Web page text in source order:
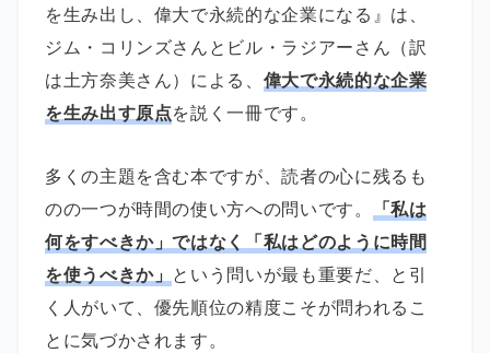
を生み出し、偉大で永続的な企業になる』は、
ジム・コリンズさんとビル・ラジアーさん（訳
は土方奈美さん）による、 偉大で永続的な企業
を生み出す原点を説く一冊です。
多くの主題を含む本ですが、読者の心に残るも
のの一つが時間の使い方への問いです。
「私は
何をすべきか」ではなく「私はどのように時間
を使うべきか」 という問いが最も重要だ、と引
く人がいて、優先順位の精度こそが問われるこ
とに気づかされます。